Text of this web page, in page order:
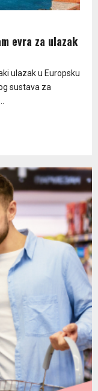
evra za ulazak
ulazak u Europsku
sustava za